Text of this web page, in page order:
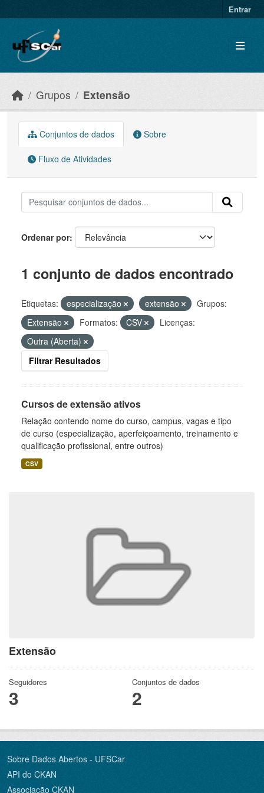
Entrar
Grupos Extensão
Extensão
Seguidores
3
Conjuntos de dados
2
Conjuntos de dados Sobre
Fluxo de Atividades
Ordenar por
1 conjunto de dados encontrado
Etiquetas: especialização extensão
Grupos:
Extensão
Formatos: CSV
Licenças:
Outra (Aberta)
Filtrar Resultados
Cursos de extensão ativos
Relação contendo nome do curso, campus, vagas e tipo
de curso (especialização, aperfeiçoamento, treinamento e
qualificação profissional, entre outros)
CSV
Sobre Dados Abertos - UFSCar
API do CKAN
Associação CKAN